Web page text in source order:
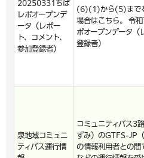
20250331ちば
レポオープンデ
ータ（レポー
ト、コメント、
参加登録者）
(6)(1)から(5)まで
場合はこちら。 令
ポオープンデータ（
登録者）
泉地域コミュニ
ティバス運行情
コミュニティバス3
ずみ）のGTFS-JP
の情報利用者との間